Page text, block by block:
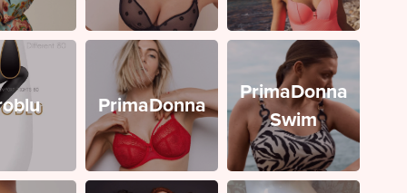
PrimaDonna
PrimaDonna
Swim